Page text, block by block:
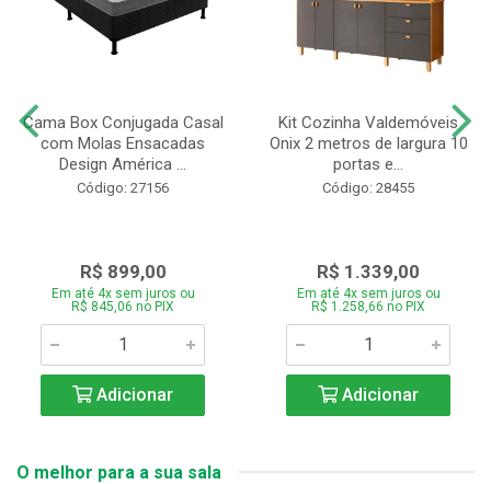
Cama Box Conjugada Casal
com Molas Ensacadas
Design América ...
Código: 27156
R$ 899,00
Em até 4x sem juros ou
R$ 845,06 no PIX
Adicionar
Kit Cozinha Valdemóveis
Onix 2 metros de largura 10
portas e...
Código: 28455
R$ 1.339,00
Em até 4x sem juros ou
R$ 1.258,66 no PIX
Adicionar
O melhor para a sua sala